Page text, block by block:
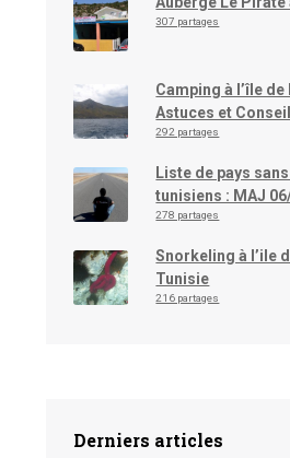
307 partages
Camping à l’île de
Astuces et
292 partages
Liste de pays
tunisiens : MAJ
278 partages
Snorkeling à l’ile
Tunisie
216 partages
Derniers articles